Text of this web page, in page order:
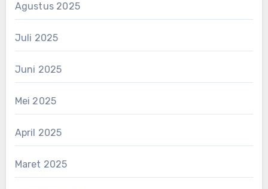
Agustus 2025
Juli 2025
Juni 2025
Mei 2025
April 2025
Maret 2025